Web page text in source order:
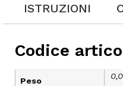
ISTRUZIONI
Codice
Peso